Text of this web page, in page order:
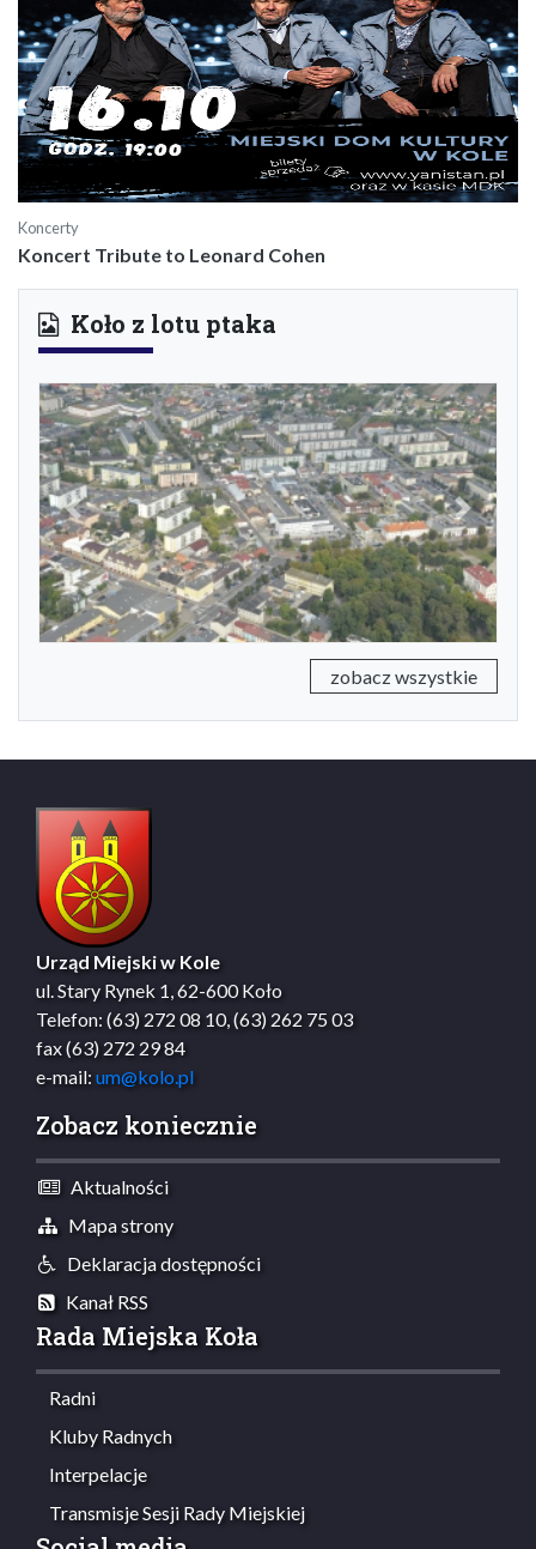
Koncerty
Koncert Tribute to Leonard Cohen
Koło z lotu ptaka
Previous Next
zobacz wszystkie
Urząd Miejski w Kole
ul. Stary Rynek 1, 62-600 Koło
Telefon: (63) 272 08 10, (63) 262 75 03
fax (63) 272 29 84
e-mail: um@kolo.pl
Zobacz koniecznie
Aktualności
Mapa strony
Deklaracja dostępności
Kanał RSS
Rada Miejska Koła
Radni
Kluby Radnych
Interpelacje
Transmisje Sesji Rady Miejskiej